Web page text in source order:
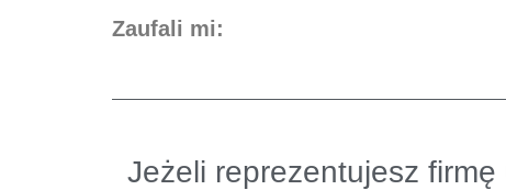
Zaufali mi:
Jeżeli reprezentujesz